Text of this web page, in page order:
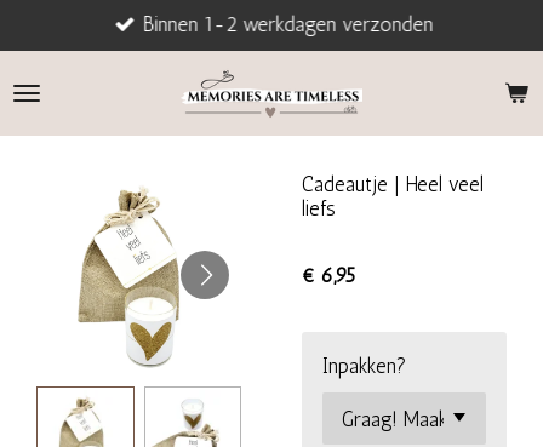
direct
naar
Binnen 1-2 werkdagen verzonden
Cadeautje | Heel veel
liefs
€ 6,95
Inpakken?